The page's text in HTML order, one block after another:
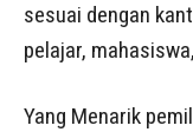
sesuai dengan
pelajar,
Yang Menarik